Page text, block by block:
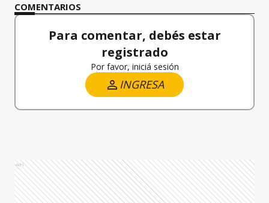
COMENTARIOS
Para comentar, debés estar
registrado
Por favor, iniciá sesión
INGRESA
Ads